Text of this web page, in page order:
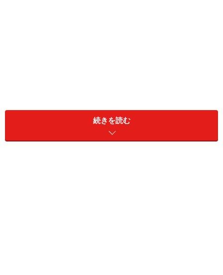
アシンメトリーの切り替えでおしゃれ度＆
高見え度がアップ
続きを読む